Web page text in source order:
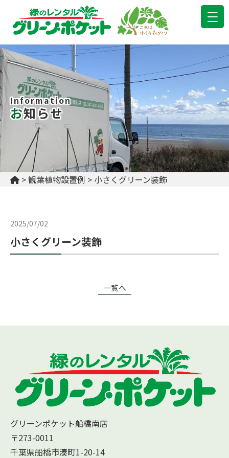
Information
お知らせ
>観葉植物設置例 > 小さくグリーン装飾
2025/07/02
小さくグリーン装飾
一覧へ
グリーンポケット船橋南店
〒273-0011
千葉県船橋市湊町1-20-14